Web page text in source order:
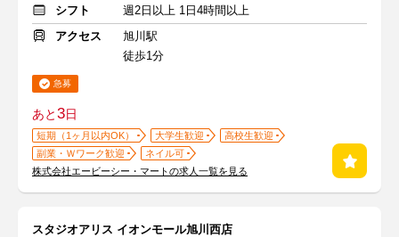
シフト
週2日以上 1日4時間以上
アクセス
旭川駅
徒歩1分
急募
あと3日
短期（1ヶ月以内OK） 大学生歓迎
高校生歓迎
副業・Ｗワーク歓迎
ネイル可
株式会社エービーシー・マートの求人一覧を見る
スタジオアリス イオンモール旭川西店